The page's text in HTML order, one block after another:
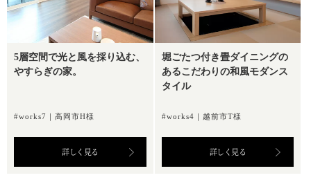
5層空間で光と風を採り込む、
やすらぎの家。
#works7｜高岡市H様
詳しく見る
堀ごたつ付き畳ダイニングの
あるこだわりの和風モダンス
タイル
#works4｜越前市T様
詳しく見る